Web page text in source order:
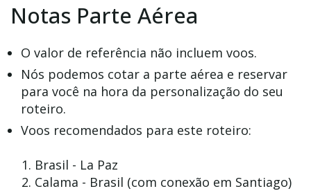
Notas Parte Aérea
O valor de referência não incluem voos.
Nós podemos cotar a parte aérea e reservar
para você na hora da personalização do seu
roteiro.
Voos recomendados para este roteiro:
Brasil - La Paz
Calama - Brasil (com conexão em Santiago)